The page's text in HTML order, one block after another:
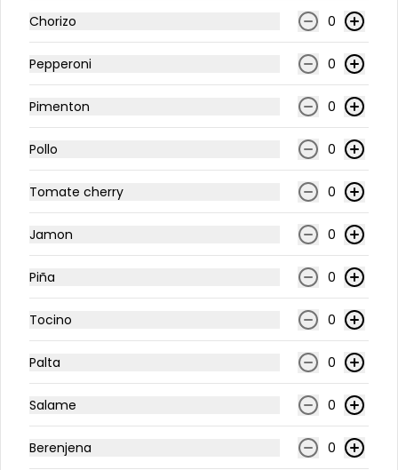
Delivery
Términos y condiciones
Política de privacidad
Instagram
Chorizo 0
Pepperoni 0
Pimenton 0
Pollo 0
Tomate cherry 0
Jamon 0
Piña 0
Tocino 0
Palta 0
Salame 0
Berenjena 0